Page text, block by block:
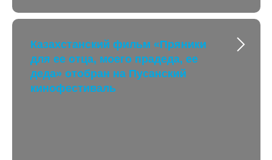
Казахстанский фильм «Пряники
для ее отца, моего прадеда, ее
деда» отобран на Пусанский
кинофестиваль